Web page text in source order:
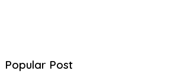
Popular Post